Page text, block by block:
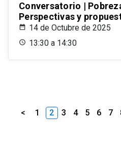
Conversatorio |
Perspectivas y
14 de Octubre de 2025
13:30 a 14:30
< 1 2 3 4 5 6 7